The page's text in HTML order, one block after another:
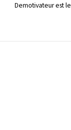
Demotivateur est